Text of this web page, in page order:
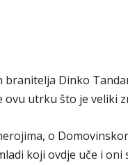
Dinko
utrku što je veliki
o
koji ovdje uče i oni